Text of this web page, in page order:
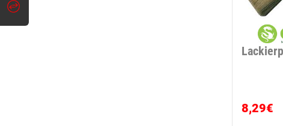
8,29€